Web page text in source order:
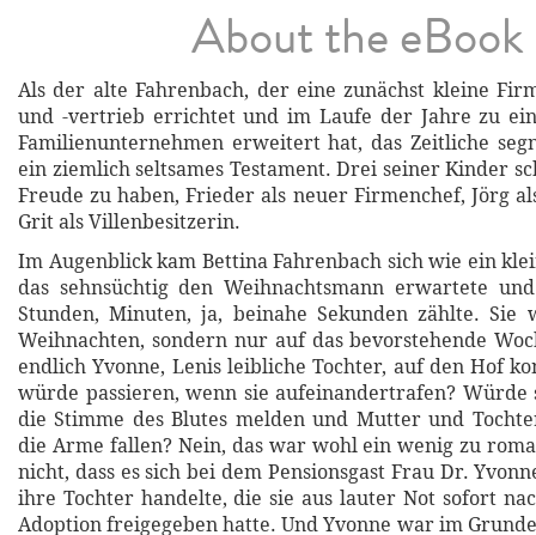
About the eBook
Als der alte Fahrenbach, der eine zunächst kleine
und -vertrieb errichtet und im Laufe der Jahre zu
Familienunternehmen erweitert hat, das Zeitliche
ein ziemlich seltsames Testament. Drei seiner Kinder
Freude zu haben, Frieder als neuer Firmenchef, Jörg
Grit als Villenbesitzerin.
Im Augenblick kam Bettina Fahrenbach sich wie ein
das sehnsüchtig den Weihnachtsmann erwartete
Stunden, Minuten, ja, beinahe Sekunden zählte. Sie
Weihnachten, sondern nur auf das bevorstehende
endlich Yvonne, Lenis leibliche Tochter, auf den Hof
würde passieren, wenn sie aufeinandertrafen? Würde
die Stimme des Blutes melden und Mutter und
die Arme fallen? Nein, das war wohl ein wenig zu
nicht, dass es sich bei dem Pensionsgast Frau Dr.
ihre Tochter handelte, die sie aus lauter Not sofort
Adoption freigegeben hatte. Und Yvonne war im